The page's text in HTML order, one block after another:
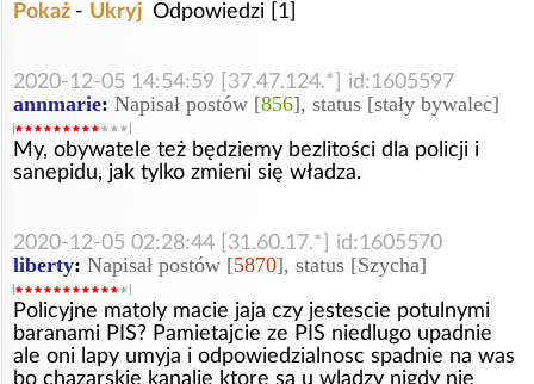
Pokaż - Ukryj Odpowiedzi [1]
2020-12-05 14:54:59 [37.47.124.*] id:1605597
annmarie: Napisał postów [856], status [stały bywalec]
My, obywatele też będziemy bezlitości dla policji i
sanepidu, jak tylko zmieni się władza.
2020-12-05 02:28:44 [31.60.17.*] id:1605570
liberty: Napisał postów [5870], status [Szycha]
Policyjne matoly macie jaja czy jestescie potulnymi
baranami PIS? Pamietajcie ze PIS niedlugo upadnie
ale oni lapy umyja i odpowiedzialnosc spadnie na was
bo chazarskie kanalie ktore sa u wladzy nigdy nie